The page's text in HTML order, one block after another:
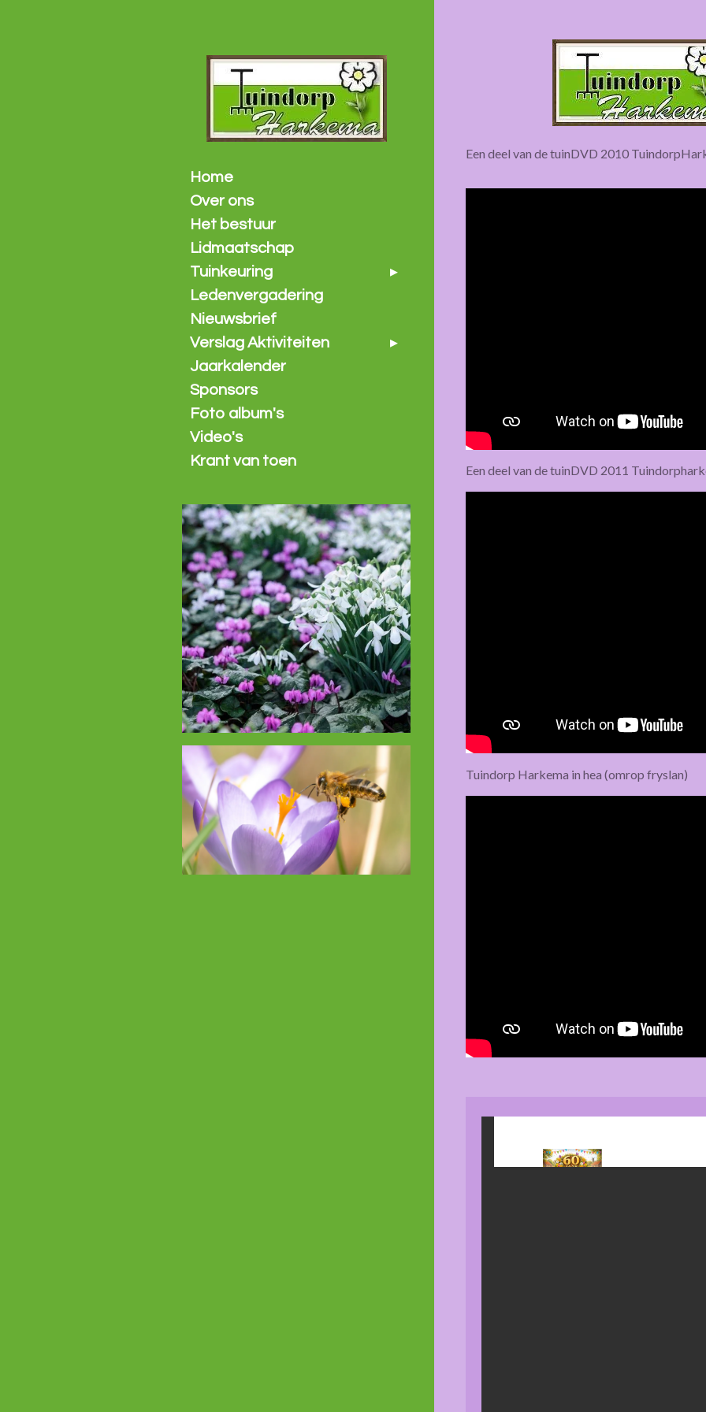
Een deel van de tuinDVD 2010
Een deel van de tuinDVD 2011
Tuindorp Harkema in hea (omrop fryslan)
Home
Over ons
Het bestuur
Lidmaatschap
Tuinkeuring
Ledenvergadering
Nieuwsbrief
Verslag Aktiviteiten
Jaarkalender
Sponsors
Foto album's
Video's
Krant van toen